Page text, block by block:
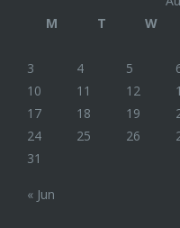
M
T W
3
4 5
10
11 12
17
18 19
24
25 26
31
« Jun